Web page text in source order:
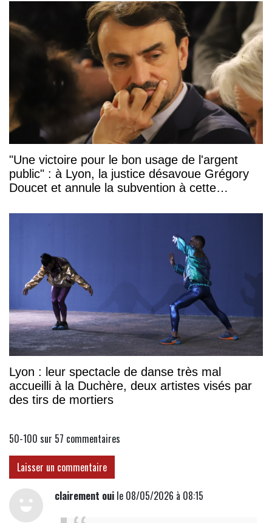
"Une victoire pour le bon usage de l'argent
public" : à Lyon, la justice désavoue Grégory
Doucet et annule la subvention à cette
Lyon : leur spectacle de danse très mal
accueilli à la Duchère, deux artistes visés par
des tirs de mortiers
50-100 sur 57 commentaires
Laisser un commentaire
clairement ouile 08/05/2026 à 08:15